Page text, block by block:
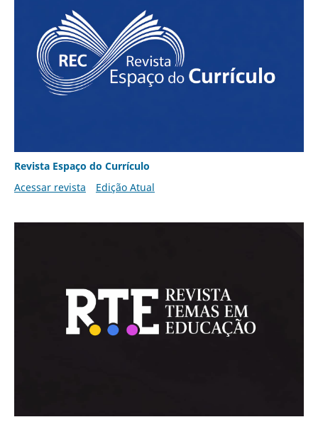
Revista Espaço do Currículo
Acessar revista
Edição Atual